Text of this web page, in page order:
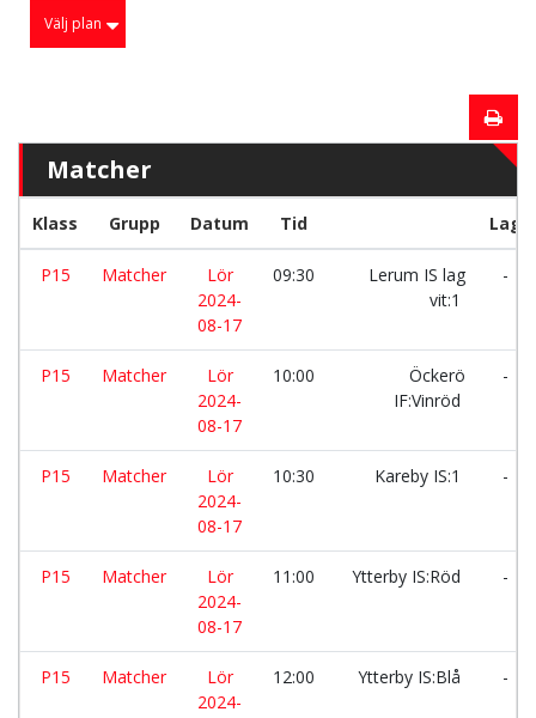
Välj plan
Matcher
Klass Grupp Datum Tid Lag
P15 Matcher
Lör
2024-
08-17
09:30
Lerum IS lag
vit:1
-
P15 Matcher
Lör
2024-
08-17
10:00
Öckerö
IF:Vinröd
-
P15 Matcher
Lör
2024-
08-17
10:30 Kareby IS:1 -
P15 Matcher
Lör
2024-
08-17
11:00 Ytterby IS:Röd -
P15 Matcher
Lör
2024-
12:00 Ytterby IS:Blå -